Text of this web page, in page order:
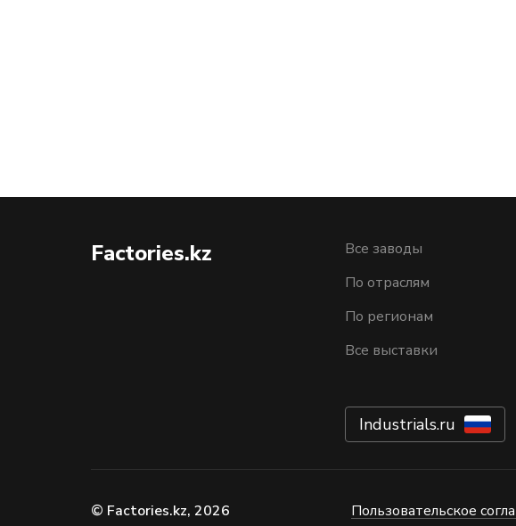
Factories.kz
Все заводы
По отраслям
По регионам
Все выставки
Industrials.ru
© Factories.kz, 2026 Пользовательское